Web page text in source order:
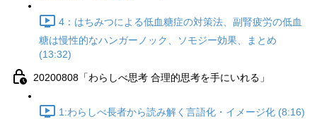
4：はちみつによる低血糖症の対策法、副腎疲労の低血
糖は慢性的なハンガーノック、ソモジー効果、まとめ
(13:32)
20200808「わらしべ思考 合理的思考を手にいれる」
1:わらしべ長者から読み解く言語化・イメージ化 (8:16)